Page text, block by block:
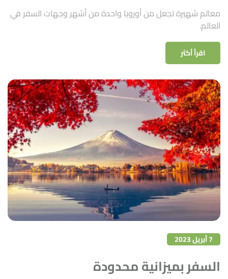
معالم شهيرة تجعل من أوروبا واحدة من أشهر وجهات السفر في
العالم.
اقرأ أكثر
7 أبريل 2023
السفر بميزانية محدودة